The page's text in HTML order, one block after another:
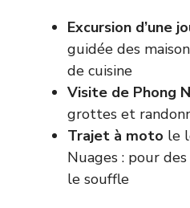
Excursion d’une
guidée des
de cuisine
Visite de Phong
grottes et
Trajet à moto le
Nuages : pour
le souffle